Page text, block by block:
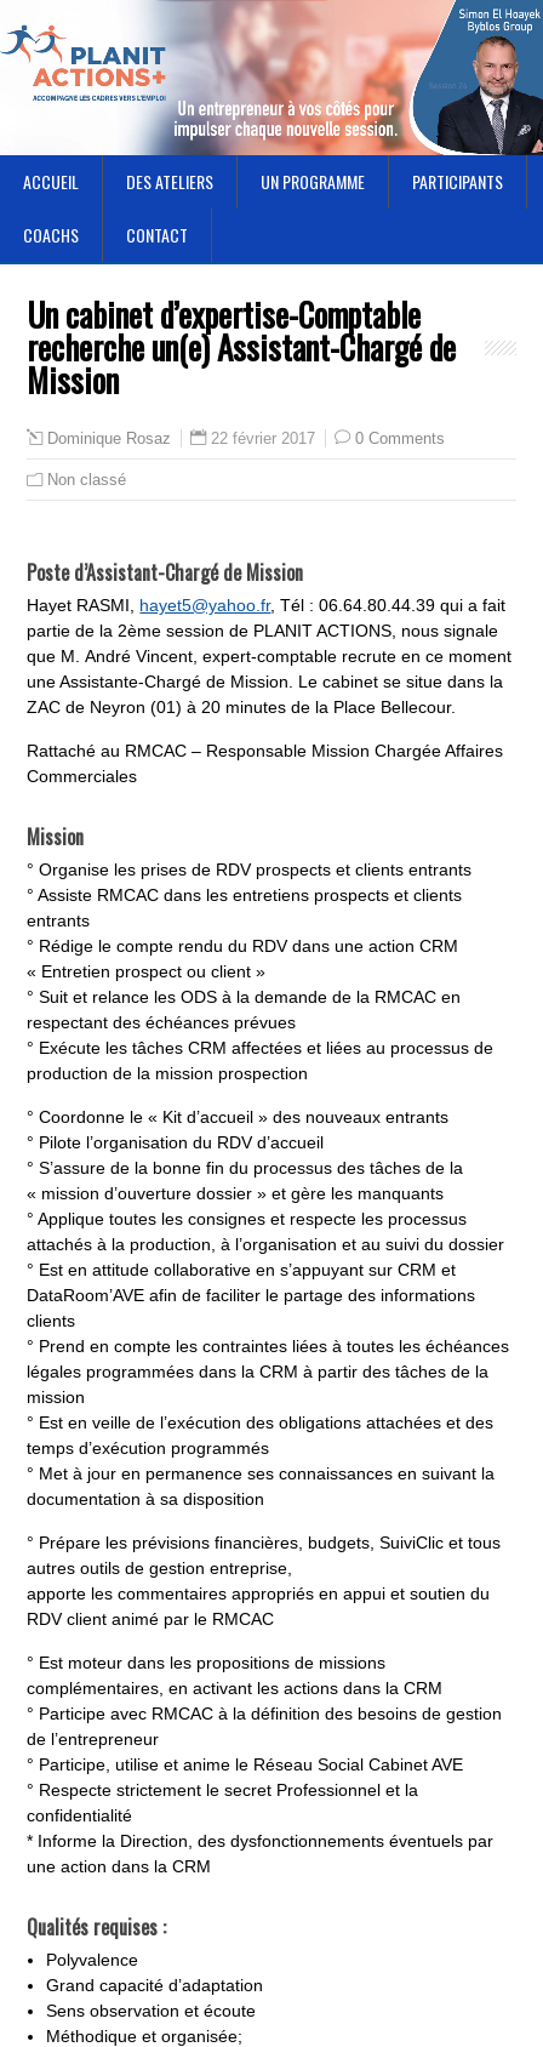
ACCUEIL DES ATELIERS UN PROGRAMME PARTICIPANTS
COACHS CONTACT
Un cabinet d’expertise-Comptable
recherche un(e) Assistant-Chargé de
Mission
Dominique Rosaz 22 février 2017 0 Comments
Non classé
Poste d’Assistant-Chargé de Mission
Hayet RASMI, hayet5@yahoo.fr, Tél : 06.64.80.44.39 qui a fait
partie de la 2ème session de PLANIT ACTIONS, nous signale
que M. André Vincent, expert-comptable recrute en ce moment
une Assistante-Chargé de Mission. Le cabinet se situe dans la
ZAC de Neyron (01) à 20 minutes de la Place Bellecour.
Rattaché au RMCAC – Responsable Mission Chargée Affaires
Commerciales
Mission
° Organise les prises de RDV prospects et clients entrants
° Assiste RMCAC dans les entretiens prospects et clients
entrants
° Rédige le compte rendu du RDV dans une action CRM
« Entretien prospect ou client »
° Suit et relance les ODS à la demande de la RMCAC en
respectant des échéances prévues
° Exécute les tâches CRM affectées et liées au processus de
production de la mission prospection
° Coordonne le « Kit d’accueil » des nouveaux entrants
° Pilote l’organisation du RDV d’accueil
° S’assure de la bonne fin du processus des tâches de la
« mission d’ouverture dossier » et gère les manquants
° Applique toutes les consignes et respecte les processus
attachés à la production, à l’organisation et au suivi du dossier
° Est en attitude collaborative en s’appuyant sur CRM et
DataRoom’AVE afin de faciliter le partage des informations
clients
° Prend en compte les contraintes liées à toutes les échéances
légales programmées dans la CRM à partir des tâches de la
mission
° Est en veille de l’exécution des obligations attachées et des
temps d’exécution programmés
° Met à jour en permanence ses connaissances en suivant la
documentation à sa disposition
° Prépare les prévisions financières, budgets, SuiviClic et tous
autres outils de gestion entreprise,
apporte les commentaires appropriés en appui et soutien du
RDV client animé par le RMCAC
° Est moteur dans les propositions de missions
complémentaires, en activant les actions dans la CRM
° Participe avec RMCAC à la définition des besoins de gestion
de l’entrepreneur
° Participe, utilise et anime le Réseau Social Cabinet AVE
° Respecte strictement le secret Professionnel et la
confidentialité
* Informe la Direction, des dysfonctionnements éventuels par
une action dans la CRM
Qualités requises :
Polyvalence
Grand capacité d’adaptation
Sens observation et écoute
Méthodique et organisée;